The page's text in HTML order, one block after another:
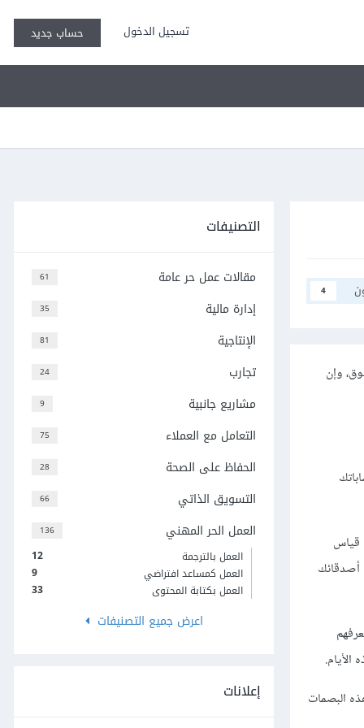
تسجيل الدخول حساب جديد
4
وإن
قياس
أصدقائك
البصمات
التصنيفات
61 مقالات عمل حر عامة
35 إدارة مالية
81 الإنتاجية
24 تجارب
9 مشاريع جانبية
75 التعامل مع العملاء
28 الحفاظ على الصحة
66 التسويق الذاتي
136 العمل الحر المهني
12
العمل بالترجمة
9
العمل كمساعد افتراضي
33
العمل بكتابة المحتوى
اعرض جميع التصنيفات
إعلانات